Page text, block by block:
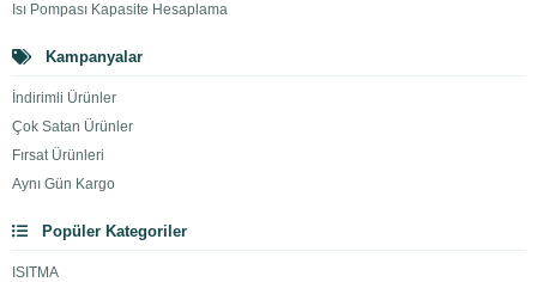
Isı Pompası Kapasite Hesaplama
Kampanyalar
İndirimli Ürünler
Çok Satan Ürünler
Fırsat Ürünleri
Aynı Gün Kargo
Popüler Kategoriler
ISITMA